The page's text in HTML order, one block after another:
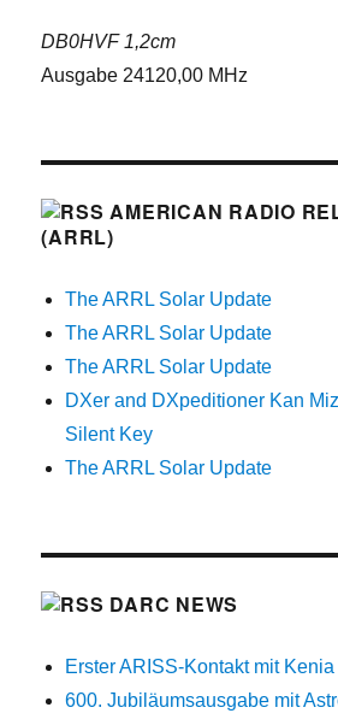
DB0HVF 1,2cm
Ausgabe 24120,00 MHz
AMERICAN RADIO
(ARRL)
The ARRL Solar Update
The ARRL Solar Update
The ARRL Solar Update
DXer and DXpeditioner Kan
Silent Key
The ARRL Solar Update
DARC NEWS
Erster ARISS-Kontakt mit Kenia
600. Jubiläumsausgabe mit